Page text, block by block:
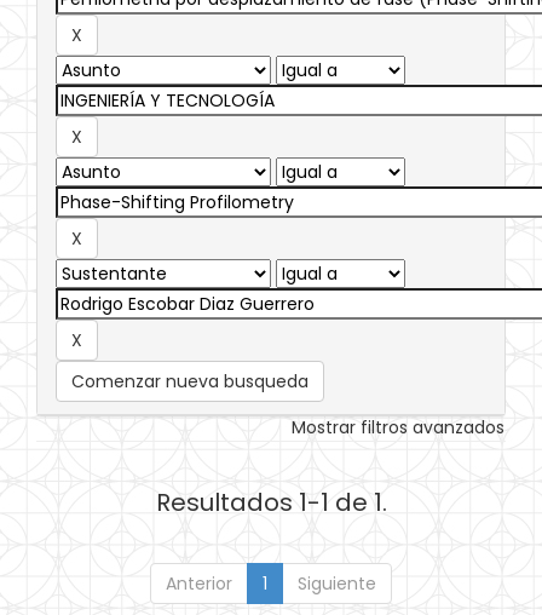
Comenzar nueva busqueda
Mostrar filtros avanzados
Resultados 1-1 de 1.
Anterior 1 Siguiente